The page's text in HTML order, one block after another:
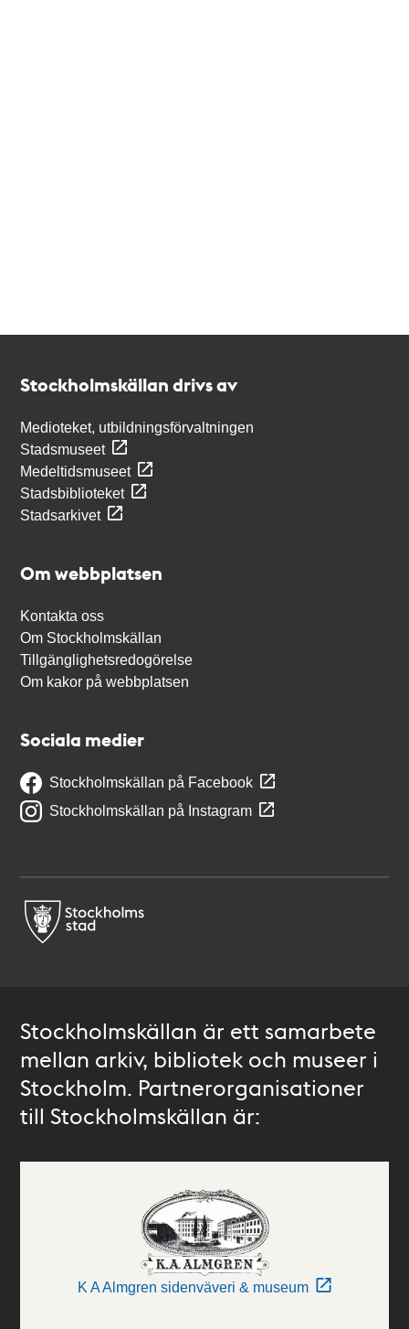
Stockholmskällan drivs av
Medioteket, utbildningsförvaltningen
Stadsmuseet
Medeltidsmuseet
Stadsbiblioteket
Stadsarkivet
Om webbplatsen
Kontakta oss
Om Stockholmskällan
Tillgänglighetsredogörelse
Om kakor på webbplatsen
Sociala medier
Stockholmskällan på Facebook
Stockholmskällan på Instagram
Stockholmskällan är ett samarbete
mellan arkiv, bibliotek och museer i
Stockholm. Partnerorganisationer
till Stockholmskällan är:
K A Almgren sidenväveri & museum